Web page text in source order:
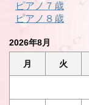
ピアノ７歳
ピアノ８歳
2026年8月
月 火